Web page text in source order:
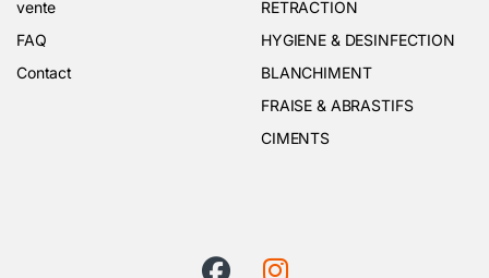
vente
FAQ
Contact
RETRACTION
HYGIENE & DESINFECTION
BLANCHIMENT
FRAISE & ABRASTIFS
CIMENTS